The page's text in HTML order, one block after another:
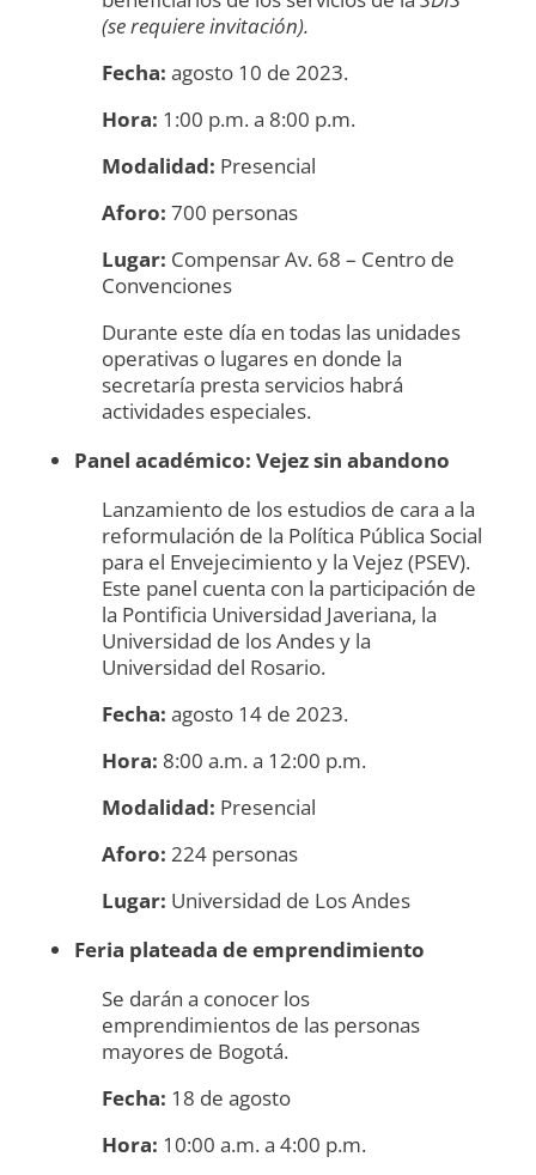
(se requiere invitación).
Fecha: agosto 10 de 2023.
Hora: 1:00 p.m. a 8:00 p.m.
Modalidad: Presencial
Aforo: 700 personas
Lugar: Compensar Av. 68 – Centro de
Convenciones
Durante este día en todas las unidades
operativas o lugares en donde la
secretaría presta servicios habrá
actividades especiales.
Panel académico: Vejez sin abandono
Lanzamiento de los estudios de cara a la
reformulación de la Política Pública Social
para el Envejecimiento y la Vejez (PSEV).
Este panel cuenta con la participación de
la Pontificia Universidad Javeriana, la
Universidad de los Andes y la
Universidad del Rosario.
Fecha: agosto 14 de 2023.
Hora: 8:00 a.m. a 12:00 p.m.
Modalidad: Presencial
Aforo: 224 personas
Lugar: Universidad de Los Andes
Feria plateada de emprendimiento
Se darán a conocer los
emprendimientos de las personas
mayores de Bogotá.
Fecha: 18 de agosto
Hora: 10:00 a.m. a 4:00 p.m.